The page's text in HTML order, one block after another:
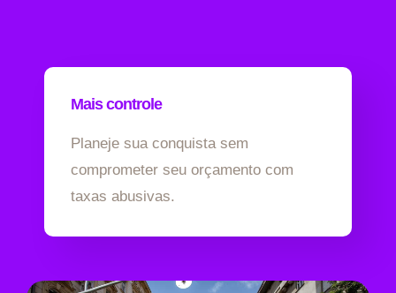
Mais controle
Planeje sua conquista sem
comprometer seu orçamento com
taxas abusivas.